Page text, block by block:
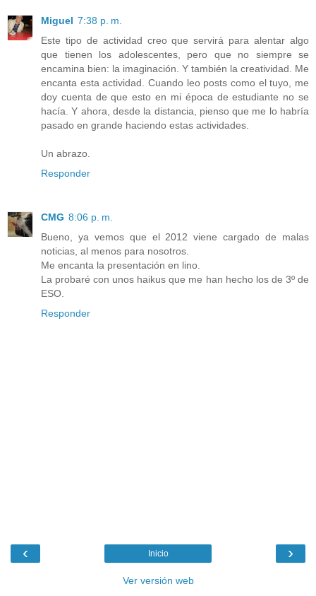
Miguel 7:38 p. m.
Este tipo de actividad creo que servirá para alentar algo
que tienen los adolescentes, pero que no siempre se
encamina bien: la imaginación. Y también la creatividad. Me
encanta esta actividad. Cuando leo posts como el tuyo, me
doy cuenta de que esto en mi época de estudiante no se
hacía. Y ahora, desde la distancia, pienso que me lo habría
pasado en grande haciendo estas actividades.
Un abrazo.
Responder
CMG 8:06 p. m.
Bueno, ya vemos que el 2012 viene cargado de malas
noticias, al menos para nosotros.
Me encanta la presentación en lino.
La probaré con unos haikus que me han hecho los de 3º de
ESO.
Responder
‹ ›
Inicio
Ver versión web